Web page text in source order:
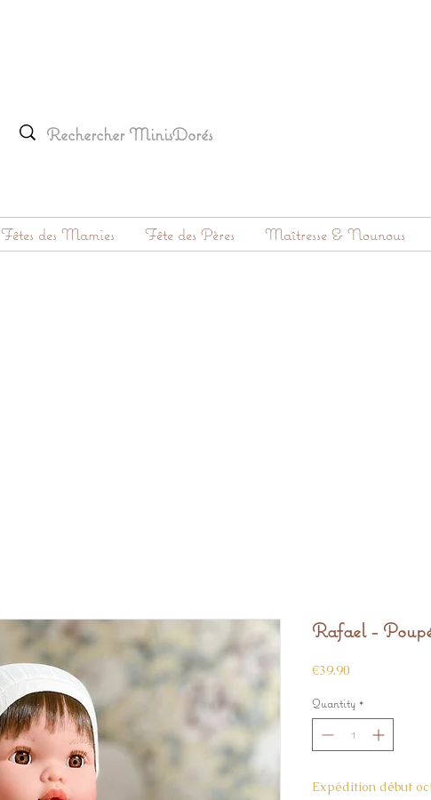
Fêtes des Mamies Fête des Pères Maîtresse & Nounous
Rafael -
€39.90
Quantity *
Expédition début